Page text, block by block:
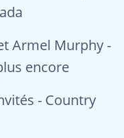
Armel Murphy -
encore
- Country